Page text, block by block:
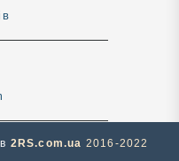
2RS.com.ua 2016-2022